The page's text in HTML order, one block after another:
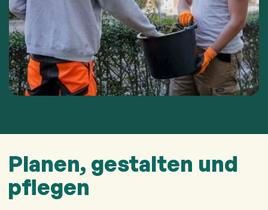
Planen, gestalten und
pflegen